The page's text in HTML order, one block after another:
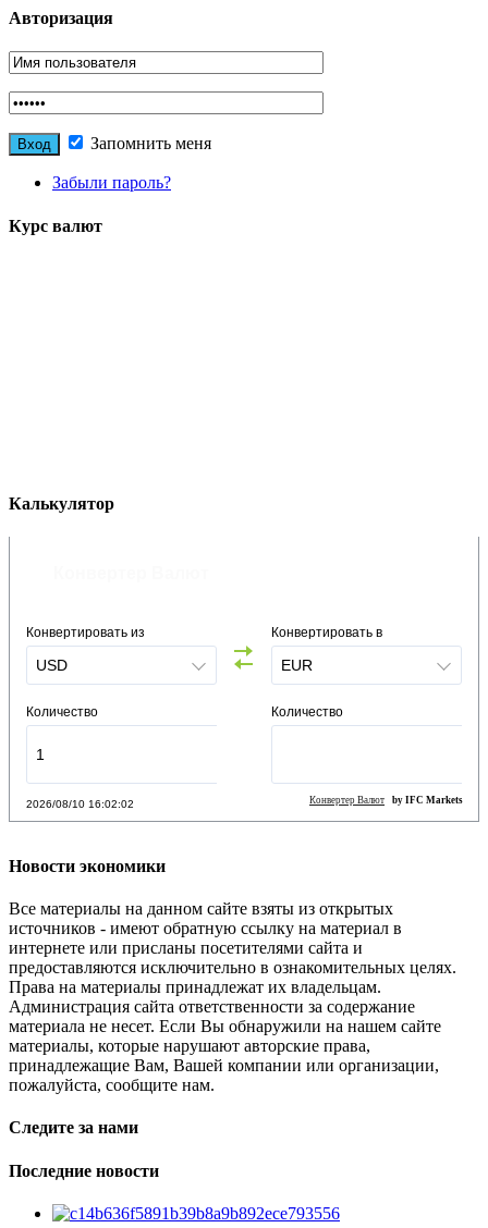
Авторизация
Запомнить меня
Забыли пароль?
Курс валют
Калькулятор
Конвертировать из
Количество
Конвертировать в
Количество
2026/08/10 16:02:03 Конвертер Валют by IFC Markets
Новости экономики
Все материалы на данном сайте взяты из открытых
источников - имеют обратную ссылку на материал в
интернете или присланы посетителями сайта и
предоставляются исключительно в ознакомительных целях.
Права на материалы принадлежат их владельцам.
Администрация сайта ответственности за содержание
материала не несет. Если Вы обнаружили на нашем сайте
материалы, которые нарушают авторские права,
принадлежащие Вам, Вашей компании или организации,
пожалуйста, сообщите нам.
Следите за нами
Последние новости